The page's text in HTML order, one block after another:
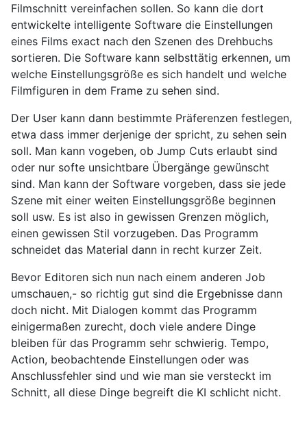
Filmschnitt vereinfachen sollen. So kann die dort
entwickelte intelligente Software die Einstellungen
eines Films exact nach den Szenen des Drehbuchs
sortieren. Die Software kann selbsttätig erkennen, um
welche Einstellungsgröße es sich handelt und welche
Filmfiguren in dem Frame zu sehen sind.
Der User kann dann bestimmte Präferenzen festlegen,
etwa dass immer derjenige der spricht, zu sehen sein
soll. Man kann vogeben, ob Jump Cuts erlaubt sind
oder nur softe unsichtbare Übergänge gewünscht
sind. Man kann der Software vorgeben, dass sie jede
Szene mit einer weiten Einstellungsgröße beginnen
soll usw. Es ist also in gewissen Grenzen möglich,
einen gewissen Stil vorzugeben. Das Programm
schneidet das Material dann in recht kurzer Zeit.
Bevor Editoren sich nun nach einem anderen Job
umschauen,- so richtig gut sind die Ergebnisse dann
doch nicht. Mit Dialogen kommt das Programm
einigermaßen zurecht, doch viele andere Dinge
bleiben für das Programm sehr schwierig. Tempo,
Action, beobachtende Einstellungen oder was
Anschlussfehler sind und wie man sie versteckt im
Schnitt, all diese Dinge begreift die KI schlicht nicht.